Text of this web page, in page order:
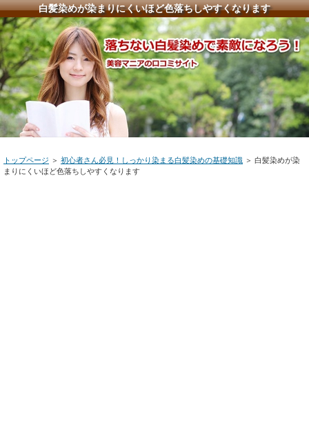
白髪染めが染まりにくいほど色落ちしやすくなります
トップページ ＞ 初心者さん必見！しっかり染まる白髪染めの基礎知識 ＞ 白髪染めが染
まりにくいほど色落ちしやすくなります